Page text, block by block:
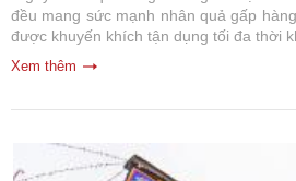
đều mang sức mạnh nhân quả gấp
được khuyến khích tận dụng tối đa thời
Xem thêm